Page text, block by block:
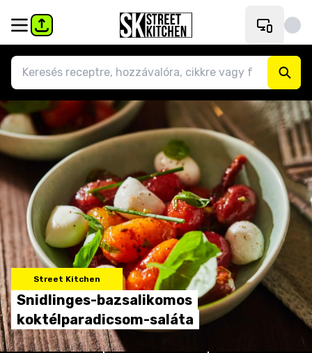
Street Kitchen
Snidlinges-bazsalikomos
koktélparadicsom-saláta